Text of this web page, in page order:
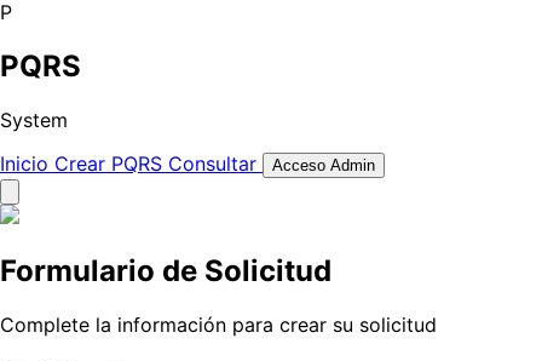
P
PQRS
System
Inicio Crear PQRS Consultar Acceso Admin
Formulario de Solicitud
Complete la información para crear su solicitud